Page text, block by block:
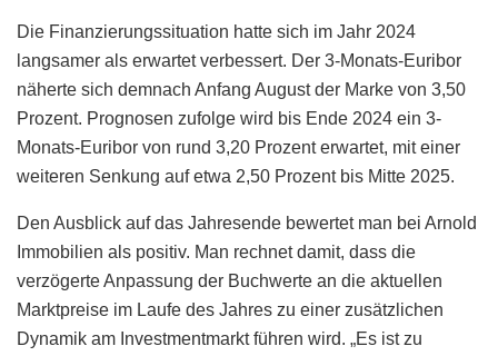
Die Finanzierungssituation hatte sich im Jahr 2024
langsamer als erwartet verbessert. Der 3-Monats-Euribor
näherte sich demnach Anfang August der Marke von 3,50
Prozent. Prognosen zufolge wird bis Ende 2024 ein 3-
Monats-Euribor von rund 3,20 Prozent erwartet, mit einer
weiteren Senkung auf etwa 2,50 Prozent bis Mitte 2025.
Den Ausblick auf das Jahresende bewertet man bei Arnold
Immobilien als positiv. Man rechnet damit, dass die
verzögerte Anpassung der Buchwerte an die aktuellen
Marktpreise im Laufe des Jahres zu einer zusätzlichen
Dynamik am Investmentmarkt führen wird. „Es ist zu